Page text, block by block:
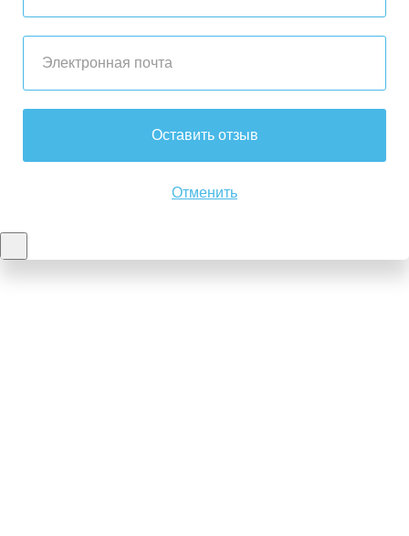
Оставить отзыв
Отменить